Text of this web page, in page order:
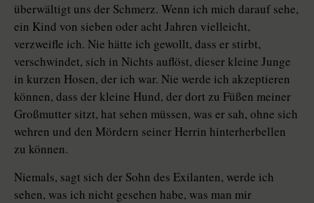
überwältigt uns der Schmerz. Wenn ich mich darauf sehe,
ein Kind von sieben oder acht Jahren vielleicht,
verzweifle ich. Nie hätte ich gewollt, dass er stirbt,
verschwindet, sich in Nichts auflöst, dieser kleine Junge
in kurzen Hosen, der ich war. Nie werde ich akzeptieren
können, dass der kleine Hund, der dort zu Füßen meiner
Großmutter sitzt, hat sehen müssen, was er sah, ohne sich
wehren und den Mördern seiner Herrin hinterherbellen
zu können.
Niemals, sagt sich der Sohn des Exilanten, werde ich
sehen, was ich nicht gesehen habe, was man mir